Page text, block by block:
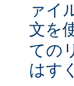
ァイ
文を
ての
はす